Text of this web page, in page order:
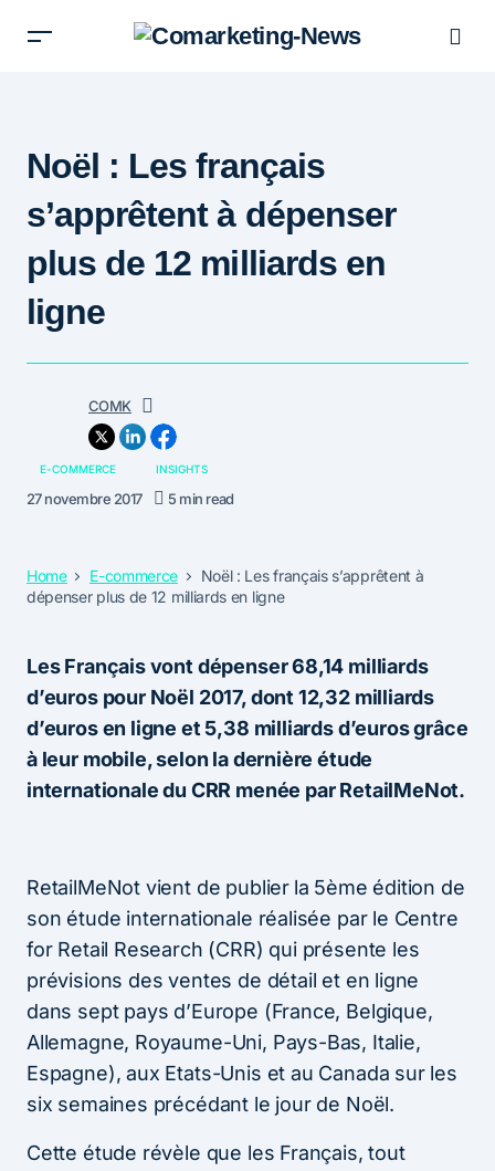
Noël : Les français
s’apprêtent à dépenser
plus de 12 milliards en
ligne
COMK
E-COMMERCE INSIGHTS
27 novembre 2017 5 min read
Home E-commerce
Noël : Les français s’apprêtent à
dépenser plus de 12 milliards en ligne
Les Français vont dépenser 68,14 milliards
d’euros pour Noël 2017, dont 12,32 milliards
d’euros en ligne et 5,38 milliards d’euros grâce
à leur mobile, selon la dernière étude
internationale du CRR menée par RetailMeNot.
RetailMeNot vient de publier la 5ème édition de
son étude internationale réalisée par le Centre
for Retail Research (CRR) qui présente les
prévisions des ventes de détail et en ligne
dans sept pays d’Europe (France, Belgique,
Allemagne, Royaume-Uni, Pays-Bas, Italie,
Espagne), aux Etats-Unis et au Canada sur les
six semaines précédant le jour de Noël.
Cette étude révèle que les Français, tout